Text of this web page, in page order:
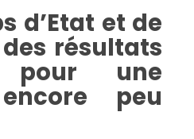
d’Etat et de
résultats
pour une
peu